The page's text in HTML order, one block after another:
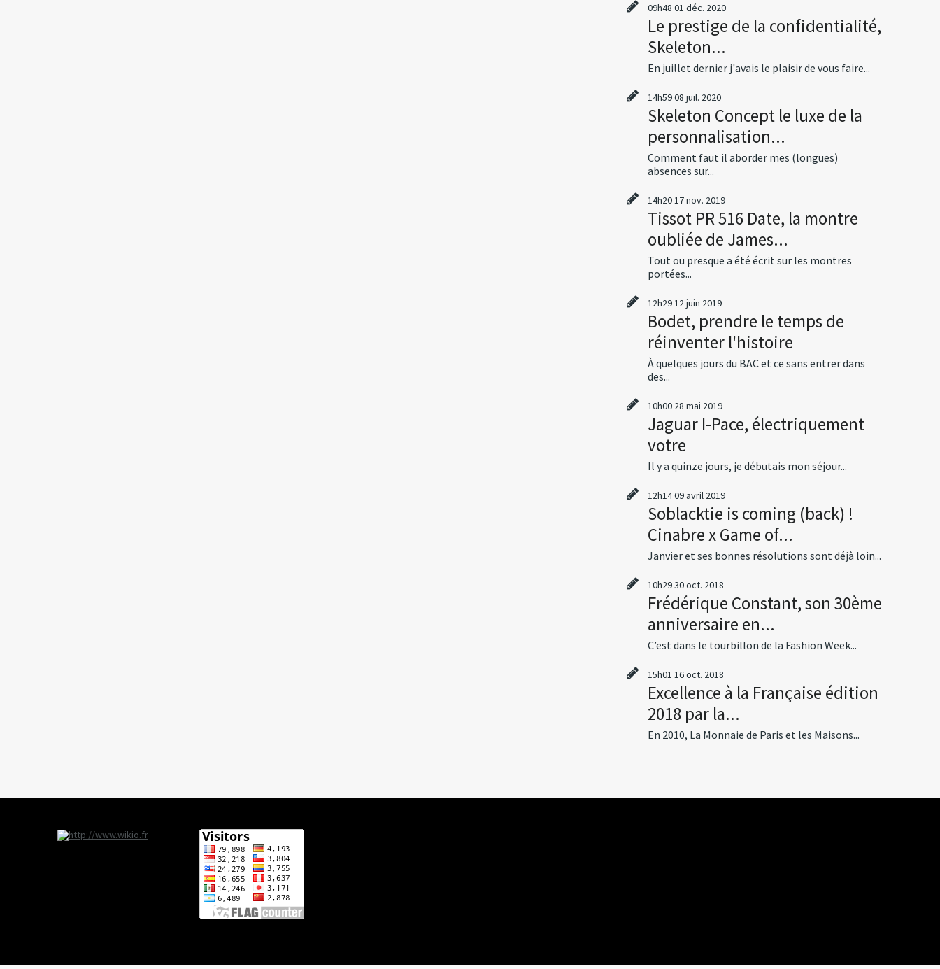
09h48 01 déc. 2020
Le prestige de la confidentialité,
Skeleton...
En juillet dernier j'avais le plaisir de vous faire...
14h5908 juil. 2020
Skeleton Concept le luxe de la
personnalisation...
Comment faut il aborder mes (longues)
absences sur...
14h2017nov. 2019
Tissot PR 516 Date, la montre
oubliée de James...
Tout ou presque a été écrit sur les montres
portées...
12h2912juin 2019
Bodet, prendre le temps de
réinventer l'histoire
À quelques jours du BAC et ce sans entrer dans
des...
10h00 28 mai 2019
Jaguar I-Pace, électriquement
votre
Il y a quinze jours, je débutais mon séjour...
12h1409avril 2019
Soblacktie is coming (back) !
Cinabre x Game of...
Janvier et ses bonnes résolutions sont déjà loin...
10h2930oct. 2018
Frédérique Constant, son 30ème
anniversaire en...
C’est dans le tourbillon de la Fashion Week...
15h01 16oct. 2018
Excellence à la Française édition
2018 par la...
En 2010, La Monnaie de Paris et les Maisons...